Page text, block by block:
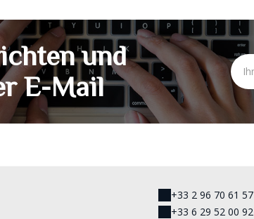
und
E-Mail
+33 2 96 70 61 57
+33 6 29 52 00 92